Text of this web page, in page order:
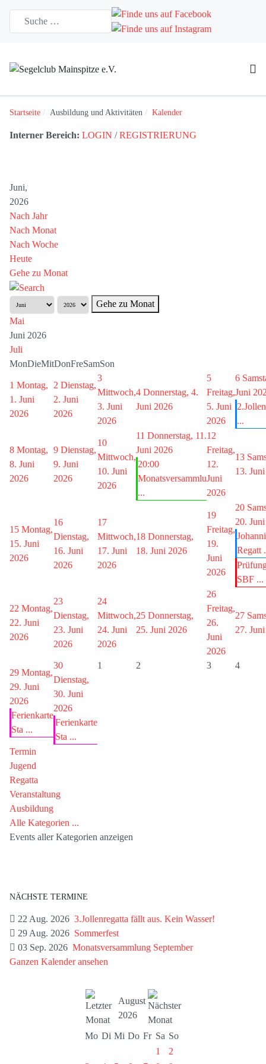
Startseite Ausbildung und Aktivitäten Kalender
Interner Bereich: LOGIN /REGISTRIERUNG
Juni,
2026
Nach Jahr
Nach Monat
Nach Woche
Heute
Gehe zu Monat
Gehe zu Monat
Mai
Juni 2026
Juli
MonDieMitDonFreSamSon
1 Montag,
1. Juni
2026
2 Dienstag,
2. Juni
2026
3
Mittwoch,
3. Juni
2026
4 Donnerstag, 4.
Juni 2026
5
Freitag,
5. Juni
2026
6
Juni
...
8 Montag,
8. Juni
2026
9 Dienstag,
9. Juni
2026
10
Mittwoch,
10. Juni
2026
11 Donnerstag, 11.
Juni 2026
20:00
Monatsversammlu
...
12
Freitag,
12.
Juni
2026
13
13.
15 Montag,
15. Juni
2026
16
Dienstag,
16. Juni
2026
17
Mittwoch,
17. Juni
2026
18 Donnerstag,
18. Juni 2026
19
Freitag,
19.
Juni
2026
20
20.
Regatt
SBF ...
22 Montag,
22. Juni
2026
23
Dienstag,
23. Juni
2026
24
Mittwoch,
24. Juni
2026
25 Donnerstag,
25. Juni 2026
26
Freitag,
26.
Juni
2026
27
27.
29 Montag,
29. Juni
2026
Ferienkarte
Sta ...
30
Dienstag,
30. Juni
2026
Ferienkarte
Sta ...
1 2 3 4
Termin
Jugend
Regatta
Veranstaltung
Ausbildung
Alle Kategorien ...
Events aller Kategorien anzeigen
NÄCHSTE TERMINE
22 Aug. 2026 3.Jollenregatta fällt aus. Kein Wasser!
29 Aug. 2026 Sommerfest
03 Sep. 2026 Monatsversammlung September
Ganzen Kalender ansehen
August
2026
Mo Di Mi Do Fr Sa So
1
2